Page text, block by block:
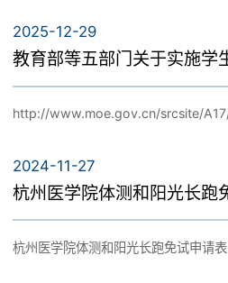
院部简介
师资队伍
临安校区
课程建设
2025-12-29
教育部等五部门关于实施学
http://www.moe.gov.cn/srcsite/
2024-11-27
杭州医学院体测和阳光长跑
杭州医学院体测和阳光长跑免试申请